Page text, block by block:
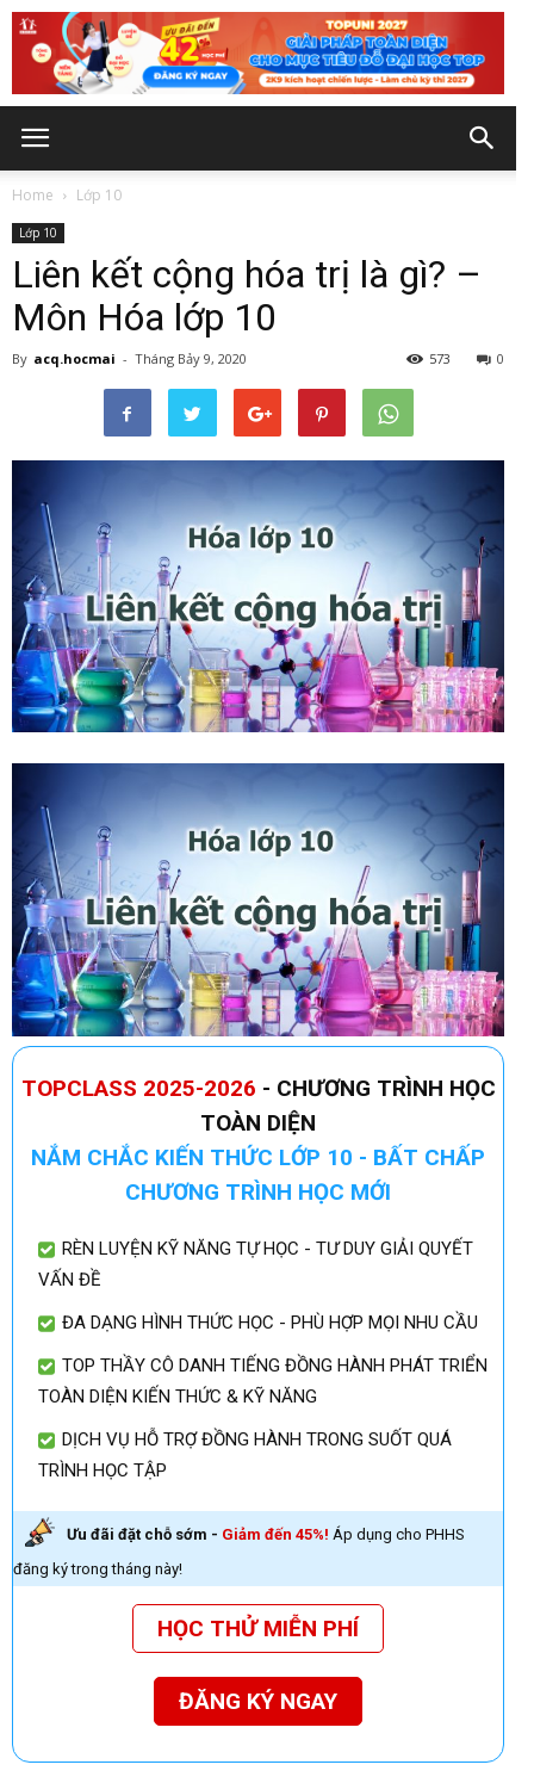
Home Lớp 10
Lớp 10
Liên kết cộng hóa trị là gì? –
Môn Hóa lớp 10
By acq.hocmai - Tháng Bảy 9, 2020 0
573
TOPCLASS 2025-2026 - CHƯƠNG TRÌNH HỌC
TOÀN DIỆN
NẮM CHẮC KIẾN THỨC LỚP 10 - BẤT CHẤP
CHƯƠNG TRÌNH HỌC MỚI
RÈN LUYỆN KỸ NĂNG TỰ HỌC - TƯ DUY GIẢI QUYẾT
VẤN ĐỀ
ĐA DẠNG HÌNH THỨC HỌC - PHÙ HỢP MỌI NHU CẦU
TOP THẦY CÔ DANH TIẾNG ĐỒNG HÀNH PHÁT TRIỂN
TOÀN DIỆN KIẾN THỨC & KỸ NĂNG
DỊCH VỤ HỖ TRỢ ĐỒNG HÀNH TRONG SUỐT QUÁ
TRÌNH HỌC TẬP
Ưu đãi đặt chỗ sớm - Giảm đến 45%! Áp dụng cho PHHS
đăng ký trong tháng này!
HỌC THỬ MIỄN PHÍ
ĐĂNG KÝ NGAY